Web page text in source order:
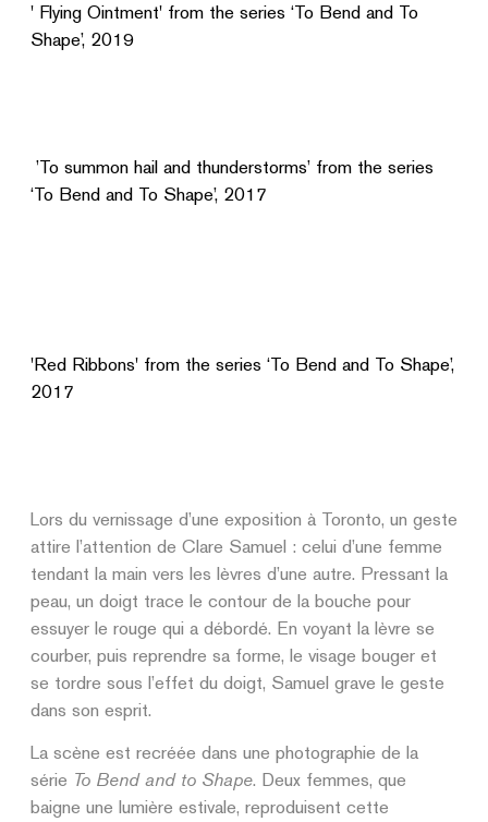
' Flying Ointment' from the series ‘To Bend and To
Shape’, 2019
’To summon hail and thunderstorms’ from the series
‘To Bend and To Shape’, 2017
'Red Ribbons' from the series ‘To Bend and To Shape’,
2017
Lors du vernissage d’une exposition à Toronto, un geste
attire l’attention de Clare Samuel : celui d’une femme
tendant la main vers les lèvres d’une autre. Pressant la
peau, un doigt trace le contour de la bouche pour
essuyer le rouge qui a débordé. En voyant la lèvre se
courber, puis reprendre sa forme, le visage bouger et
se tordre sous l’effet du doigt, Samuel grave le geste
dans son esprit.
La scène est recréée dans une photographie de la
série To Bend and to Shape. Deux femmes, que
baigne une lumière estivale, reproduisent cette